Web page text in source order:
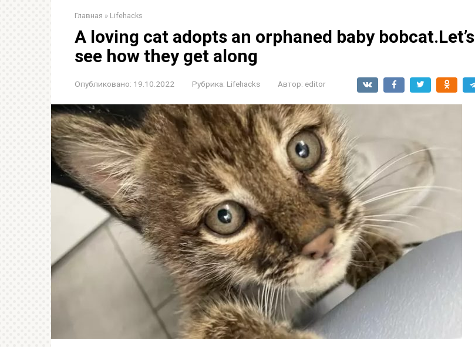
Главная » Lifehacks
A loving cat adopts an orphaned baby bobcat.Let’s
see how they get along
Опубликовано: 19.10.2022 Рубрика: Lifehacks Автор: editor